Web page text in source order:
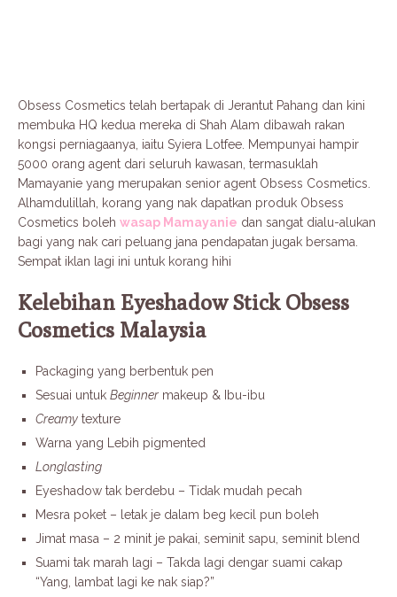
Obsess Cosmetics telah bertapak di Jerantut Pahang dan kini
membuka HQ kedua mereka di Shah Alam dibawah rakan
kongsi perniagaanya, iaitu Syiera Lotfee. Mempunyai hampir
5000 orang agent dari seluruh kawasan, termasuklah
Mamayanie yang merupakan senior agent Obsess Cosmetics.
Alhamdulillah, korang yang nak dapatkan produk Obsess
Cosmetics boleh wasap Mamayanie dan sangat dialu-alukan
bagi yang nak cari peluang jana pendapatan jugak bersama.
Sempat iklan lagi ini untuk korang hihi
Kelebihan Eyeshadow Stick Obsess
Cosmetics Malaysia
Packaging yang berbentuk pen
Sesuai untuk Beginner makeup & Ibu-ibu
Creamy texture
Warna yang Lebih pigmented
Longlasting
Eyeshadow tak berdebu – Tidak mudah pecah
Mesra poket – letak je dalam beg kecil pun boleh
Jimat masa – 2 minit je pakai, seminit sapu, seminit blend
Suami tak marah lagi – Takda lagi dengar suami cakap
“Yang, lambat lagi ke nak siap?”